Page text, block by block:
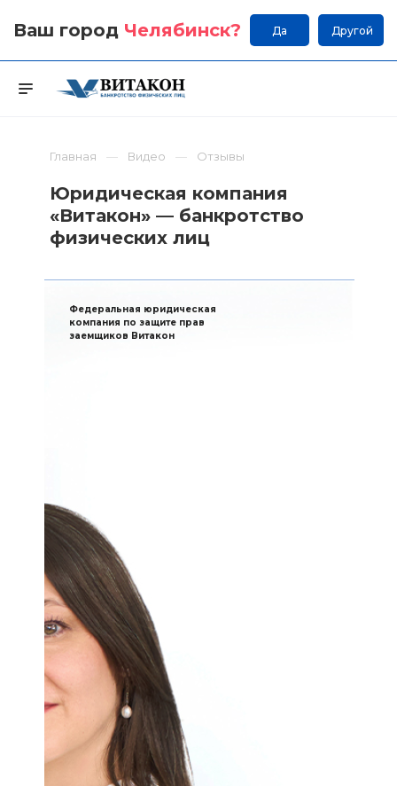
Ваш город Челябинск? Да Другой
Главная Видео Отзывы
Юридическая компания
«Витакон» — банкротство
физических лиц
Федеральная юридическая
компания по защите прав
заемщиков Витакон